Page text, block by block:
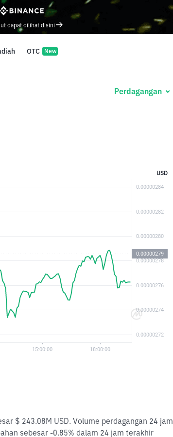
OTC New
dapat dilihat disini
Perdagangan
USD
$ 243.08M USD. Volume perdagangan 24 jam
sebesar -0.85% dalam 24 jam terakhir